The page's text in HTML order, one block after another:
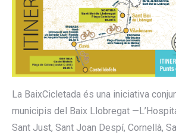
La BaixCicletada és una iniciativa
municipis del Baix Llobregat
Sant Just, Sant Joan Despí, Cornellà,